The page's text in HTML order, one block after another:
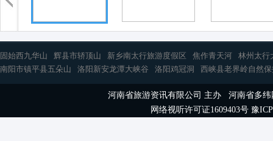
固始西九华山 辉县市轿顶山 新乡南太行旅游度假区 焦作青天河
林州太行
南阳市镇平县五朵山
洛阳新安龙潭大峡谷 洛阳鸡冠洞 西峡县老界岭自然
河南省旅游资讯有限公司 主办 河南省多
网络视听许可证1609403号 豫